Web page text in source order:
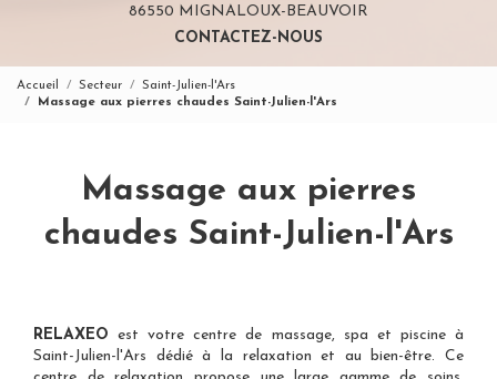
86550 MIGNALOUX-BEAUVOIR
CONTACTEZ-NOUS
Accueil Secteur
Saint-Julien-l'Ars
Massage aux pierres chaudes Saint-Julien-l'Ars
Massage aux pierres
chaudes Saint-Julien-l'Ars
RELAXEO est votrecentre de massage, spa et piscine à
Saint-Julien-l'Ars dédié à la relaxation et au bien-être. Ce